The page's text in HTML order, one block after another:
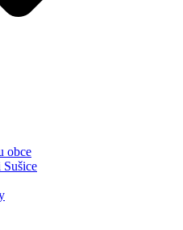
obce